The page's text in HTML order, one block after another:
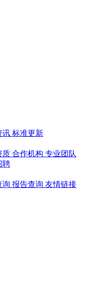
讯 标准更新
质 合作机构 专业团队
聘
询 报告查询 友情链接